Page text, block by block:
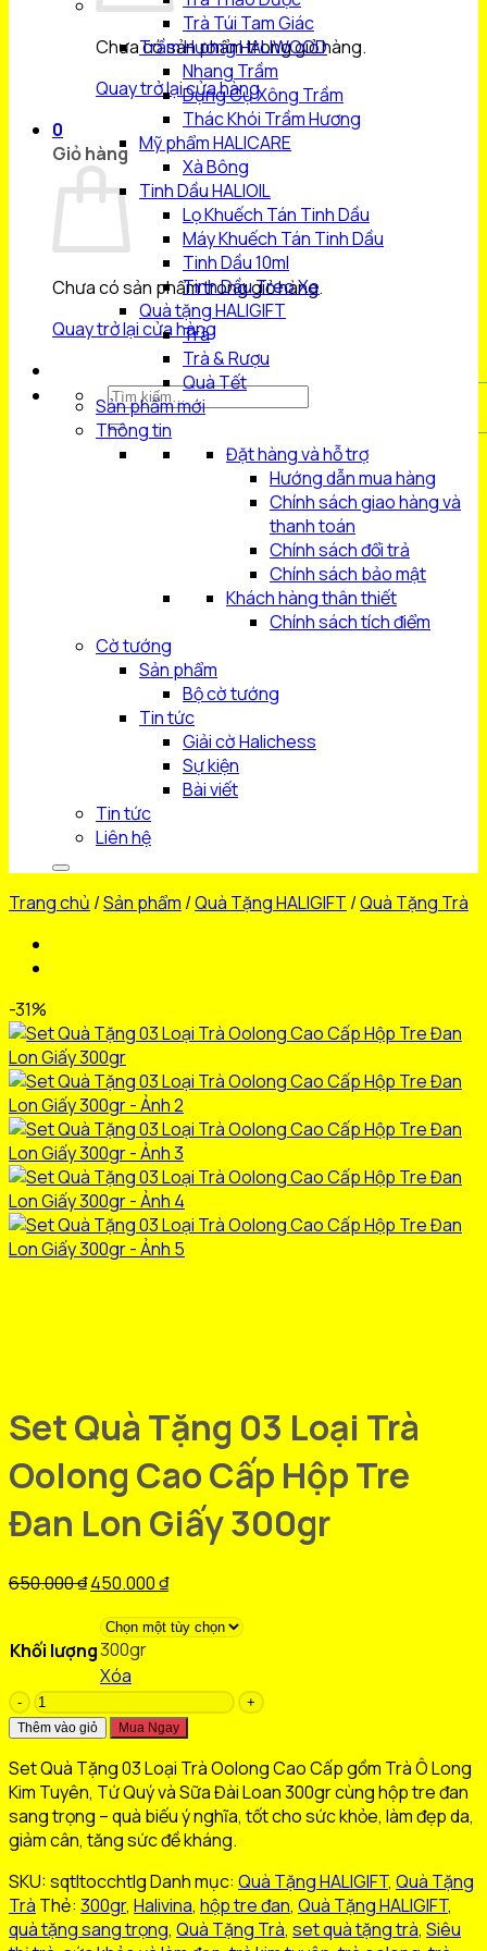
Chưa có sản phẩm trong giỏ hàng.
Quay trở lại cửa hàng
0
Giỏ hàng
Chưa có sản phẩm trong giỏ hàng.
Quay trở lại cửa hàng
Tìm
kiếm:
Trà Túi Tam Giác
Trầm Hương HALIWOOD
Nhang Trầm
Dụng Cụ Xông Trầm
Thác Khói Trầm Hương
Mỹ phẩm HALICARE
Xà Bông
Tinh Dầu HALIOIL
Lọ Khuếch Tán Tinh Dầu
Máy Khuếch Tán Tinh Dầu
Tinh Dầu 10ml
Tinh Dầu Treo Xe
Quà tặng HALIGIFT
Trà
Trà & Rượu
Quà Tết
Sản phẩm mới
Thông tin
Đặt hàng và hỗ trợ
Hướng dẫn mua hàng
Chính sách giao hàng và
thanh toán
Chính sách đổi trả
Chính sách bảo mật
Khách hàng thân thiết
Chính sách tích điểm
Cờ tướng
Sản phẩm
Bộ cờ tướng
Tin tức
Giải cờ Halichess
Sự kiện
Bài viết
Tin tức
Liên hệ
Trang chủ /Sản phẩm /Quà Tặng HALIGIFT /Quà Tặng Trà
-31%
Set Quà Tặng 03 Loại Trà
Oolong Cao Cấp Hộp Tre
Đan Lon Giấy 300gr
650.000₫Giá
là:
650.000 ₫.
450.000₫Giá
tại
Khối lượng300gr
Xóa
Set
Quà
03
Loại
Trà
Oolong
Cấp
Hộp
Tre
Thêm vào giỏ Mua Ngay
Set Quà Tặng 03 Loại Trà Oolong Cao Cấp gồm Trà Ô Long
Kim Tuyên, Tứ Quý và Sữa Đài Loan 300gr cùng hộp tre đan
sang trọng – quà biếu ý nghĩa, tốt cho sức khỏe, làm đẹp da,
giảm cân, tăng sức đề kháng.
SKU:sqtltocchtlgDanh mục: Quà Tặng HALIGIFT, Quà Tặng
Trà Thẻ: 300gr, Halivina, hộp tre đan, Quà Tặng HALIGIFT,
quà tặng sang trọng, Quà Tặng Trà, set quà tặng trà, Siêu